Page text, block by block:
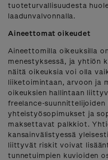
tuoteturvallisuudesta
laadunvalvonnalla.
Aineettomat oikeudet
Aineettomilla oikeuksilla
menestyksessä, ja yhtiön
näitä oikeuksia voi olla
liiketoimintaan, arvoon ja
oikeuksien hallintaan
freelance-suunnittelijoiden
yhteistyösopimukset ja
maksettavat palkkiot.
kansainvälistyessä
liittyvät riskit voivat
tunnetuimpien kuvioiden